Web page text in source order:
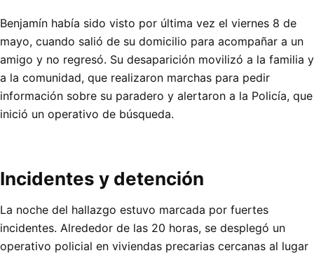
Benjamín había sido visto por última vez el viernes 8 de
mayo, cuando salió de su domicilio para acompañar a un
amigo y no regresó. Su desaparición movilizó a la familia y
a la comunidad, que realizaron marchas para pedir
información sobre su paradero y alertaron a la Policía, que
inició un operativo de búsqueda.
Incidentes y detención
La noche del hallazgo estuvo marcada por fuertes
incidentes. Alrededor de las 20 horas, se desplegó un
operativo policial en viviendas precarias cercanas al lugar